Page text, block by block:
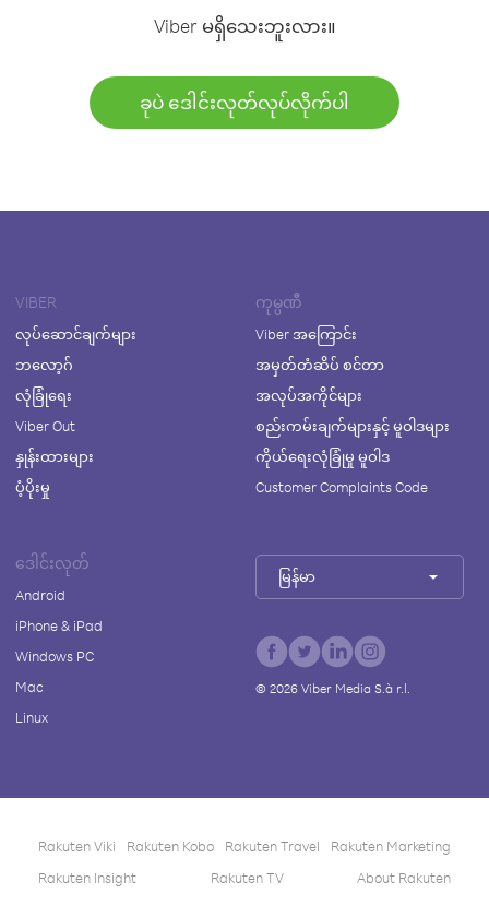
Viber မရှိသေးဘူးလား။
ခုပဲ ဒေါင်းလုတ်လုပ်လိုက်ပါ
VIBER
လုပ်ဆောင်ချက်များ
ဘလော့ဂ်
လုံခြုံရေး
Viber Out
နှုန်းထားများ
ပံ့ပိုးမှု
ကုမ္ပဏီ
Viber အကြောင်း
အမှတ်တံဆိပ် စင်တာ
အလုပ်အကိုင်များ
စည်းကမ်းချက်များနှင့် မူဝါဒများ
ကိုယ်ရေးလုံခြုံမှု မူဝါဒ
Customer Complaints Code
ဒေါင်းလုတ်
Android
iPhone & iPad
Windows PC
Mac
Linux
မြန်မာ
© 2026Viber Media S.à r.l.
Rakuten Viki Rakuten Kobo Rakuten Travel
Rakuten Marketing
Rakuten Insight
Rakuten TV About Rakuten